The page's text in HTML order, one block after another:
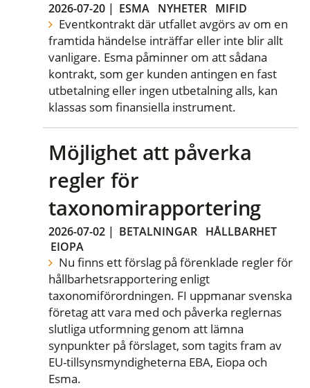
2026-07-20 | ESMA NYHETER MIFID
Eventkontrakt där utfallet avgörs av om en
framtida händelse inträffar eller inte blir allt
vanligare. Esma påminner om att sådana
kontrakt, som ger kunden antingen en fast
utbetalning eller ingen utbetalning alls, kan
klassas som finansiella instrument.
Möjlighet att påverka
regler för
taxonomirapportering
2026-07-02 | BETALNINGAR HÅLLBARHET
EIOPA
Nu finns ett förslag på förenklade regler för
hållbarhetsrapportering enligt
taxonomiförordningen. FI uppmanar svenska
företag att vara med och påverka reglernas
slutliga utformning genom att lämna
synpunkter på förslaget, som tagits fram av
EU-tillsynsmyndigheterna EBA, Eiopa och
Esma.